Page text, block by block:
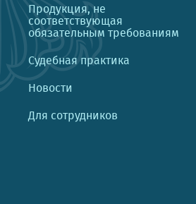
Продукция, не
соответствующая
обязательным требованиям
Судебная практика
Новости
Для сотрудников